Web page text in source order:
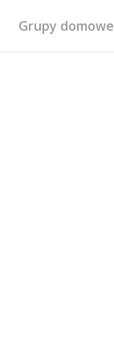
Grupy domowe